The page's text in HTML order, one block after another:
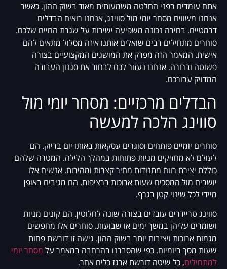
אתם עומדים בפני החלטה משמעותית מאוד בשוק ההון. כאשר
אנחנו משווים מסחר יומי מול סווינג, אנחנו רואים הבדלים
דרמטיים. בחירה נכונה משפיעה ישירות על שגרת החיים שלכם.
סוחרים מתחילים רבים שואלים אותנו איזה מסלול מתאים להם
אישית. המאמר הזה מפרק את המושגים המקצועיים בצורה
פשוטה וברורה. אנחנו נעזור לכם לבחור את סגנון העבודה
המדויק עבורכם.
הבדלים מרכזיים: מסחר יומי מול
סווינג הלכה למעשה
סוחרים יומיים פותחים וסוגרים עסקאות באותו יום בדיוק. הם
לעולם לא מחזיקים מניות פתוחות במהלך הלילה. המטרה שלהם
כוללת יצירת רווח מתנודות מחיר קצרות ומהירות. אנשים אלו
יושבים מול המסכים שעות ארוכות ברציפות. הם מגיבים באופן
מיידי לכל שינוי קטן בגרף.
סווינג טריידרים עובדים בצורה שונה לחלוטין. הם קונים מניות
ושומרים עליהן במשך ימים או שבועות. סוחרים אלו מחפשים
מגמות ארוכות ויציבות יותר בשוק ההון. גישה זו דורשת פחות
שעות מסך ביומיום. כפי שהסברנו בהרחבה במאמר על מסחר יומי
למתחילים, כל שיטה דורשת ארגז כלים אחר.